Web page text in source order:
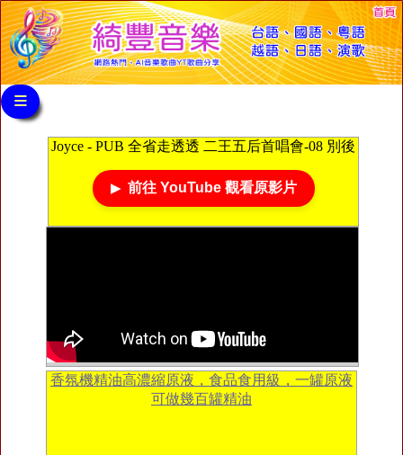
≡
Joyce - PUB 全省走透透 二王五后首唱會-08 別後
前往 YouTube 觀看原影片
香氛機精油高濃縮原液，食品食用級，一罐原液
可做幾百罐精油